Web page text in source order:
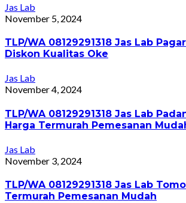
Jas Lab
November 5, 2024
TLP/WA 08129291318 Jas Lab
Diskon Kualitas Oke
Jas Lab
November 4, 2024
TLP/WA 08129291318 Jas Lab
Harga Termurah Pemesanan
Jas Lab
November 3, 2024
TLP/WA 08129291318 Jas Lab
Termurah Pemesanan Mudah